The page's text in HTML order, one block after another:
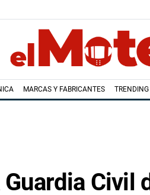
MARCAS Y FABRICANTES TRENDING
Civil